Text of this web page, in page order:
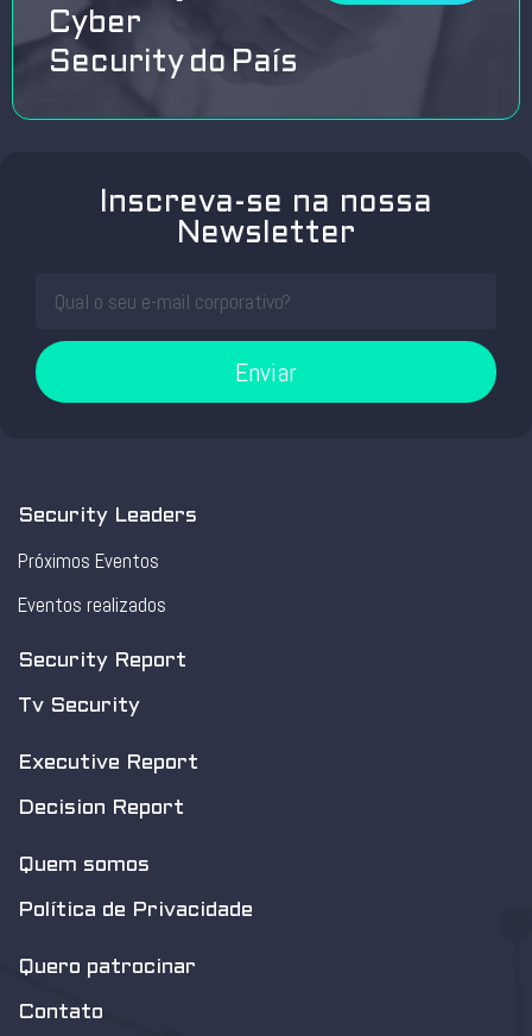
Cyber
Security do País
Inscreva-se na nossa
Newsletter
Enviar
Security Leaders
Próximos Eventos
Eventos realizados
Security Report
Tv Security
Executive Report
Decision Report
Quem somos
Política de Privacidade
Quero patrocinar
Contato